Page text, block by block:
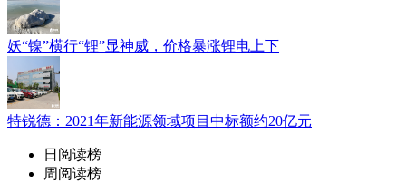
妖“镍”横行“锂”显神威，价格暴涨锂电上下
特锐德：2021年新能源领域项目中标额约20亿元
日阅读榜
周阅读榜